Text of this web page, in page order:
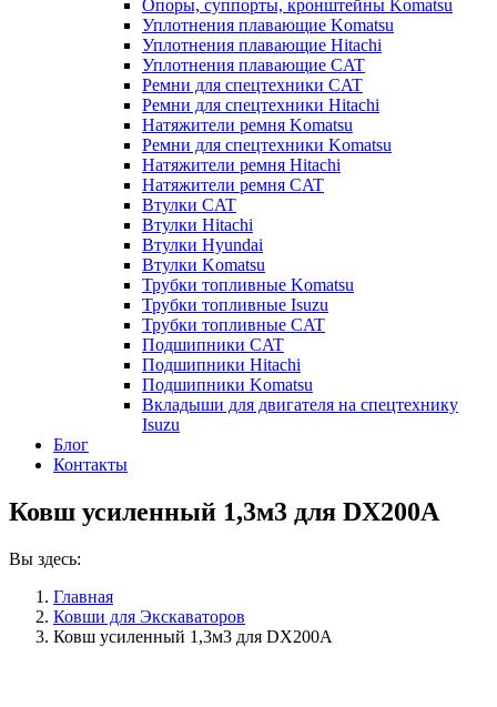
Опоры, суппорты, кронштейны Komatsu
Уплотнения плавающие Komatsu
Уплотнения плавающие Hitachi
Уплотнения плавающие CAT
Ремни для спецтехники CAT
Ремни для спецтехники Hitachi
Натяжители ремня Komatsu
Ремни для спецтехники Komatsu
Натяжители ремня Hitachi
Натяжители ремня CAT
Втулки CAT
Втулки Hitachi
Втулки Hyundai
Втулки Komatsu
Трубки топливные Komatsu
Трубки топливные Isuzu
Трубки топливные CAT
Подшипники CAT
Подшипники Hitachi
Подшипники Komatsu
Вкладыши для двигателя на спецтехнику
Isuzu
Блог
Контакты
Ковш усиленный 1,3м3 для DX200A
Вы здесь:
Главная
Ковши для Экскаваторов
Ковш усиленный 1,3м3 для DX200A